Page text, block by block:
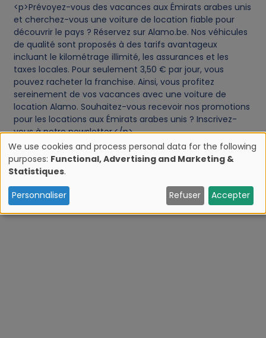
<p>Prévoyez-vous des vacances aux Émirats arabes unis
et cherchez-vous une voiture de location fiable pour
découvrir le pays ? Réservez sur Alamo.be. Nos véhicules
de qualité sont proposés à des tarifs avantageux
incluant le kilométrage illimité, les assurances et les
taxes locales. Pour seulement 3,50 € par jour, vous
pouvez racheter la franchise. Ainsi, vous profitez
sereinement de vos vacances avec une voiture de
location Alamo. Souhaitez-vous recevoir nos promotions
pour les locations aux Émirats arabes unis ? Inscrivez-
vous à notre newsletter.</p>
Réservez maintenant
U
s
e
We use cookies and process personal data for the following
purposes: Functional, Advertising and Marketing &
Statistiques.
Personnaliser Refuser Accepter